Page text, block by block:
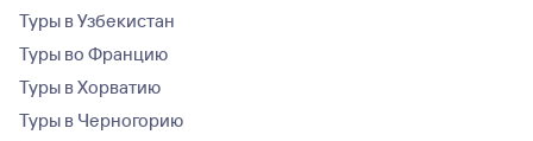
Туры в Узбекистан
Туры во Францию
Туры в Хорватию
Туры в Черногорию